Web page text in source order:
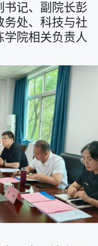
书记、副院长彭
务处、科技与社
学院相关负责人